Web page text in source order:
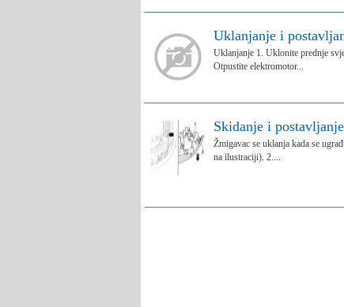
Uklanjanje i
Uklanjanje 1. Uklonite prednje
Otpustite elektromotor...
Skidanje i
Žmigavac se uklanja kada se
na ilustraciji). 2....